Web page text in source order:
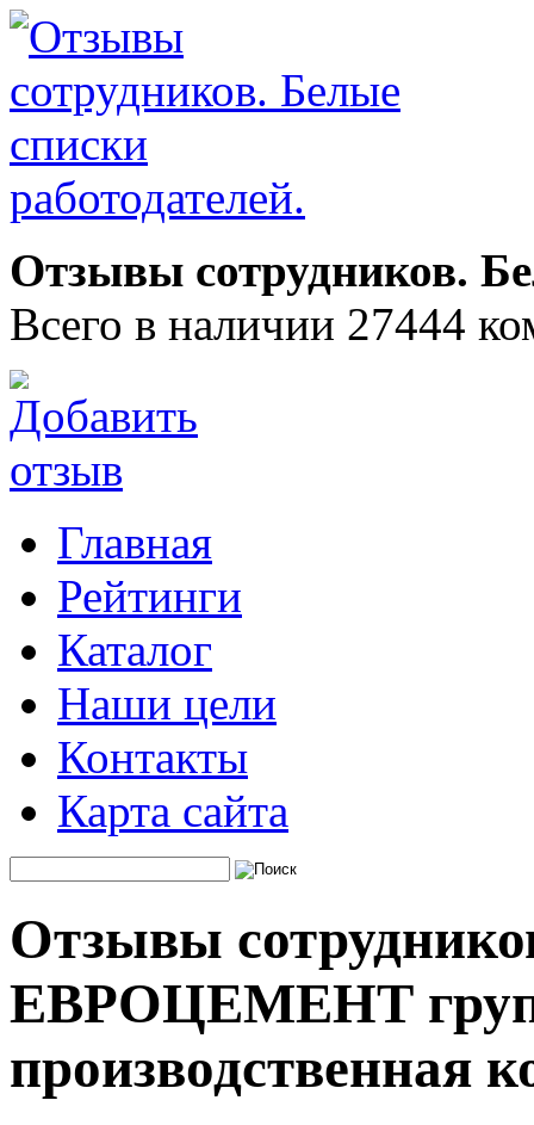
Отзывы сотрудников.
Всего в наличии 27444
Главная
Рейтинги
Каталог
Наши цели
Контакты
Карта сайта
Отзывы
ЕВРОЦЕМЕНТ груп,
производственная